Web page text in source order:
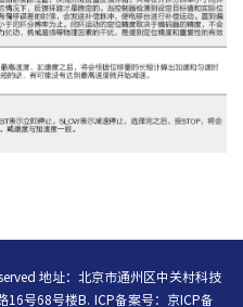
地址：北京市通州区中关村科技
16号68号楼B.
ICP备案号： 京ICP备